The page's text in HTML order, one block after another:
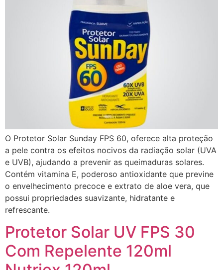
O Protetor Solar Sunday FPS 60, oferece alta proteção
a pele contra os efeitos nocivos da radiação solar (UVA
e UVB), ajudando a prevenir as queimaduras solares.
Contém vitamina E, poderoso antioxidante que previne
o envelhecimento precoce e extrato de aloe vera, que
possui propriedades suavizante, hidratante e
refrescante.
Protetor Solar UV FPS 30
Com Repelente 120ml